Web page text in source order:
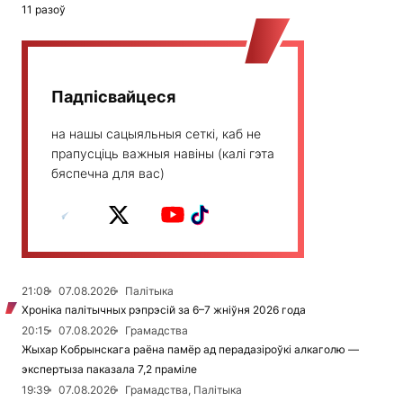
11 разоў
Падпісвайцеся
на нашы сацыяльныя сеткі, каб не
прапусціць важныя навіны (калі гэта
бяспечна для вас)
21:08 07.08.2026
Палітыка
Хроніка палітычных рэпрэсій за 6–7 жніўня 2026 года
20:15
07.08.2026
Грамадства
Жыхар Кобрынскага раёна памёр ад перадазіроўкі алкаголю —
экспертыза паказала 7,2 праміле
19:39
07.08.2026
Грамадства, Палітыка